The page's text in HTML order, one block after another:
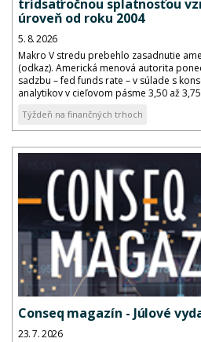
tridsaťročnou splatnosťou
úroveň od roku 2004
5. 8. 2026
Makro V stredu prebehlo zasadnutie
(odkaz). Americká menová autorita
sadzbu – fed funds rate – v súlade s
analytikov v cieľovom pásme 3,50 až
Týždeň na finančných trhoch
Conseq magazín - Júlové
23. 7. 2026